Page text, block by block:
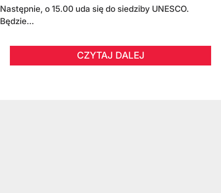
Następnie, o 15.00 uda się do siedziby UNESCO.
Będzie...
CZYTAJ DALEJ